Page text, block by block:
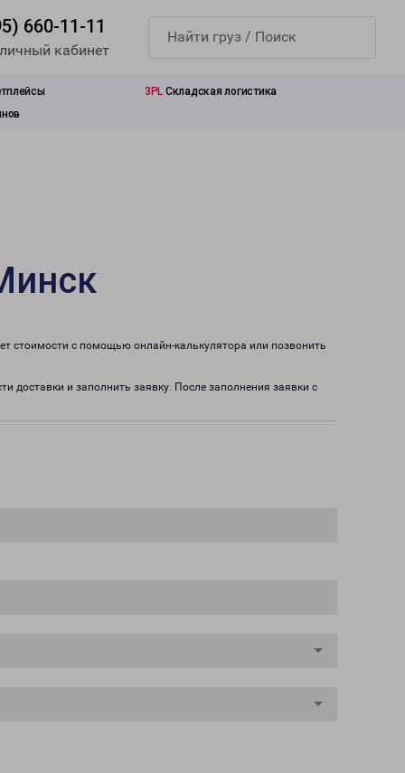
660-11-11
кабинет
3PL Складская логистика
стоимости с помощью онлайн-калькулятора или позвонить
доставки и заполнить заявку. После заполнения заявки с